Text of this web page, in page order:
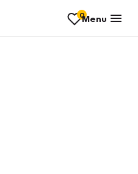
0Menu